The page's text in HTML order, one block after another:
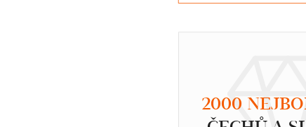
2000